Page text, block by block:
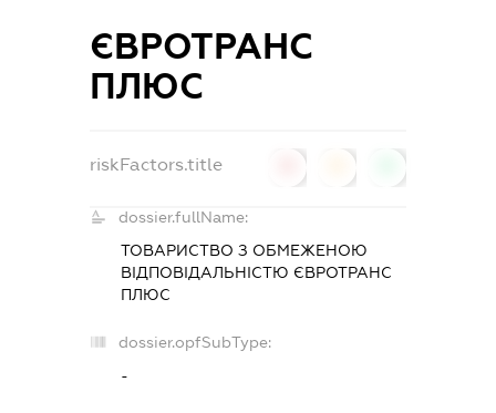
ЄВРОТРАНС
ПЛЮС
riskFactors.title
dossier.fullName:
ТОВАРИСТВО З ОБМЕЖЕНОЮ
ВІДПОВІДАЛЬНІСТЮ ЄВРОТРАНС
ПЛЮС
dossier.opfSubType:
-